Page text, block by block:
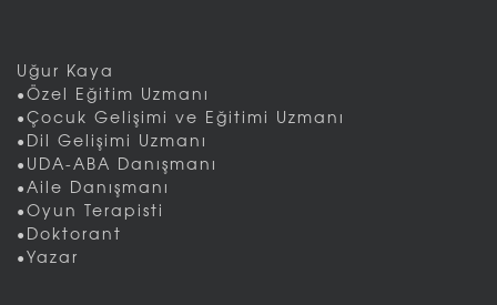
Uğur Kaya
•Özel Eğitim Uzmanı
•Çocuk Gelişimi ve Eğitimi Uzmanı
•Dil Gelişimi Uzmanı
•UDA-ABA Danışmanı
•Aile Danışmanı
•Oyun Terapisti
•Doktorant
•Yazar